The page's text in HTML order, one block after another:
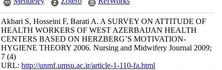
Akbari S, Hosseini F, Barati A. A SURVEY ON ATTITUDE OF
HEALTH WORKERS OF WEST AZERBAIJAN HEALTH
CENTERS BASED ON HERZBERG’S MOTIVATION-
HYGIENE THEORY 2006. Nursing and Midwifery Journal 2009;
7 (4)
URL:http://unmf.umsu.ac.ir/article-1-110-fa.html